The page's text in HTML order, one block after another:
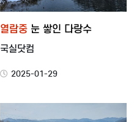
열람중 눈 쌓인 다랑수
국실닷컴
2025-01-29